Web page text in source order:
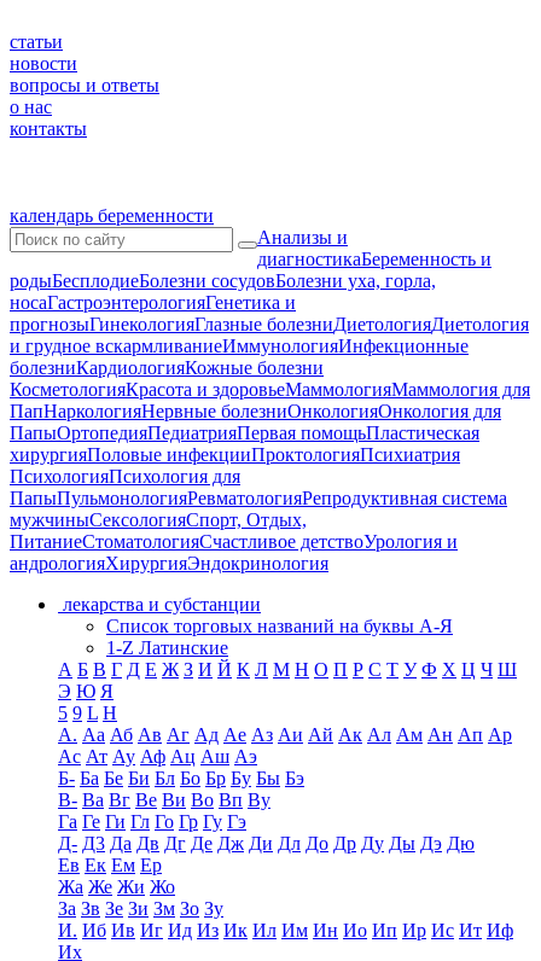
статьи
новости
вопросы и ответы
о нас
контакты
календарь беременности
Анализы и
диагностикаБеременность и
родыБесплодиеБолезни сосудовБолезни уха, горла,
носаГастроэнтерологияГенетика и
прогнозыГинекологияГлазные болезниДиетологияДиетология
и грудное вскармливаниеИммунологияИнфекционные
болезниКардиологияКожные болезни
КосметологияКрасота и здоровьеМаммологияМаммология для
ПапНаркологияНервные болезниОнкологияОнкология для
ПапыОртопедияПедиатрияПервая помощьПластическая
хирургияПоловые инфекцииПроктологияПсихиатрия
ПсихологияПсихология для
ПапыПульмонологияРевматологияРепродуктивная система
мужчиныСексологияСпорт, Отдых,
ПитаниеСтоматологияСчастливое детствоУрология и
андрологияХирургияЭндокринология
лекарства и субстанции
Список торговых названий на буквы А-Я
1-Z Латинские
А Б В Г Д Е Ж З И Й К Л М Н О П Р С Т У Ф Х Ц Ч Ш
Э Ю Я
5 9 L H
А. Аа Аб Ав Аг Ад Ае Аз Аи Ай Ак Ал Ам Ан Ап Ар
Ас Ат Ау Аф Ац Аш Аэ
Б- Ба Бе Би Бл Бо Бр Бу Бы Бэ
В- Ва Вг Ве Ви Во Вп Ву
Га Ге Ги Гл Го Гр Гу Гэ
Д- Д3 Да Дв Дг Де Дж Ди Дл До Др Ду Ды Дэ Дю
Ев Ек Ем Ер
Жа Же Жи Жо
За Зв Зе Зи Зм Зо Зу
И. Иб Ив Иг Ид Из Ик Ил Им Ин Ио Ип Ир Ис Ит Иф
Их